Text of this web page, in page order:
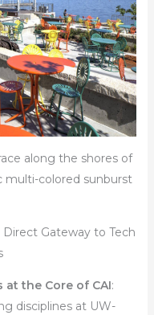
along the shores of
multi-colored sunburst
Direct Gateway to Tech
at the Core of CAI:
disciplines at UW-